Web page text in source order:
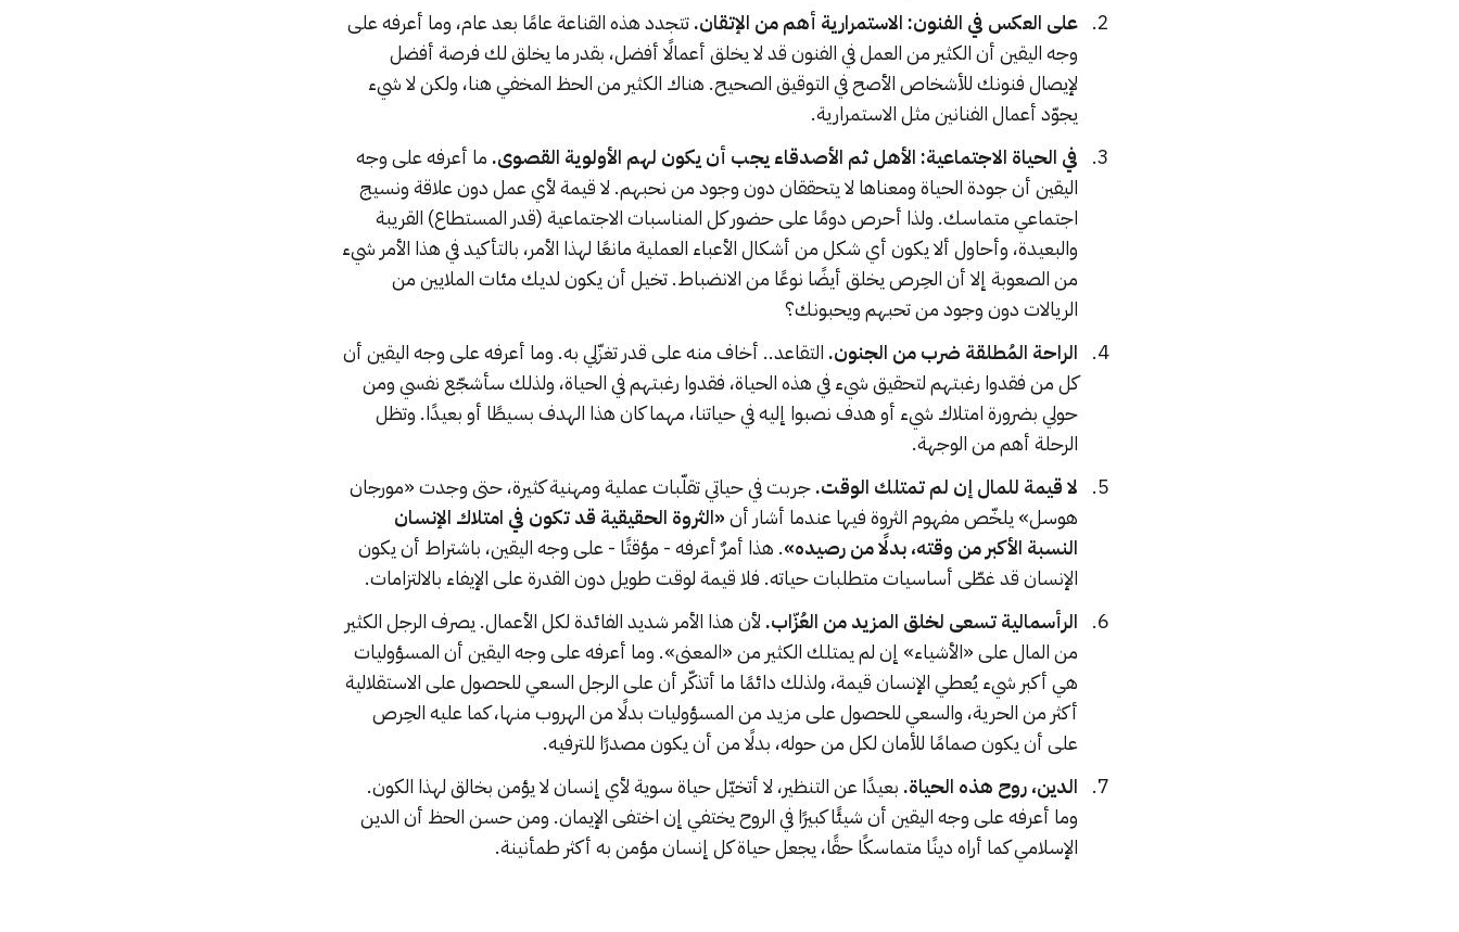
على العكس في الفنون: الاستمرارية أهم من الإتقان.تتجدد هذه القناعة عامًا بعد عام، وما أعرفه على
وجه اليقين أن الكثير من العمل في الفنون قد لا يخلق أعمالًا أفضل، بقدر ما يخلق لك فرصة أفضل
لإيصال فنونك للأشخاص الأصح في التوقيق الصحيح. هناك الكثير من الحظ المخفي هنا، ولكن لا شيء
يجوّد أعمال الفنانين مثل الاستمرارية.
في الحياة الاجتماعية: الأهل ثم الأصدقاء يجب أن يكون لهم الأولوية القصوى. ما أعرفه على وجه
اليقين أن جودة الحياة ومعناها لا يتحققان دون وجود من نحبهم. لا قيمة لأي عمل دون علاقة ونسيج
اجتماعي متماسك. ولذا أحرص دومًا على حضور كل المناسبات الاجتماعية (قدر المستطاع) القريبة
والبعيدة، وأحاول ألا يكون أي شكل من أشكال الأعباء العملية مانعًا لهذا الأمر، بالتأكيد في هذا الأمر شيء
من الصعوبة إلا أن الحِرص يخلق أيضًا نوعًا من الانضباط. تخيل أن يكون لديك مئات الملايين من
الريالات دون وجود من تحبهم ويحبونك؟
الراحة المُطلقة ضرب من الجنون. التقاعد.. أخاف منه على قدر تغزّلي به. وما أعرفه على وجه اليقين أن
كل من فقدوا رغبتهم لتحقيق شيء في هذه الحياة، فقدوا رغبتهم في الحياة، ولذلك سأشجّع نفسي ومن
حولي بضرورة امتلاك شيء أو هدف نصبوا إليه في حياتنا، مهما كان هذا الهدف بسيطًا أو بعيدًا. وتظل
الرحلة أهم من الوجهة.
لا قيمة للمال إن لم تمتلك الوقت.جربت في حياتي تقلّبات عملية ومهنية كثيرة، حتى وجدت «مورجان
هوسل» يلخّص مفهوم الثروة فيها عندما أشار أن«الثروة الحقيقية قد تكون في امتلاك الإنسان
النسبة الأكبر من وقته، بدلًا من رصيده». هذا أمرٌ أعرفه - مؤقتًا - على وجه اليقين، باشتراط أن يكون
الإنسان قد غطّى أساسيات متطلبات حياته. فلا قيمة لوقت طويل دون القدرة على الإيفاء بالالتزامات.
الرأسمالية تسعى لخلق المزيد من العُزّاب. لأن هذا الأمر شديد الفائدة لكل الأعمال. يصرف الرجل الكثير
من المال على «الأشياء» إن لم يمتلك الكثير من «المعنى». وما أعرفه على وجه اليقين أن المسؤوليات
هي أكبر شيء يُعطي الإنسان قيمة، ولذلك دائمًا ما أتذكّر أن على الرجل السعي للحصول على الاستقلالية
أكثر من الحرية، والسعي للحصول على مزيد من المسؤوليات بدلًا من الهروب منها، كما عليه الحِرص
على أن يكون صمامًا للأمان لكل من حوله، بدلًا من أن يكون مصدرًا للترفيه.
الدين، روح هذه الحياة. بعيدًا عن التنظير، لا أتخيّل حياة سوية لأي إنسان لا يؤمن بخالق لهذا الكون.
وما أعرفه على وجه اليقين أن شيئًا كبيرًا في الروح يختفي إن اختفى الإيمان. ومن حسن الحظ أن الدين
الإسلامي كما أراه دينًا متماسكًا حقًا، يجعل حياة كل إنسان مؤمن به أكثر طمأنينة.